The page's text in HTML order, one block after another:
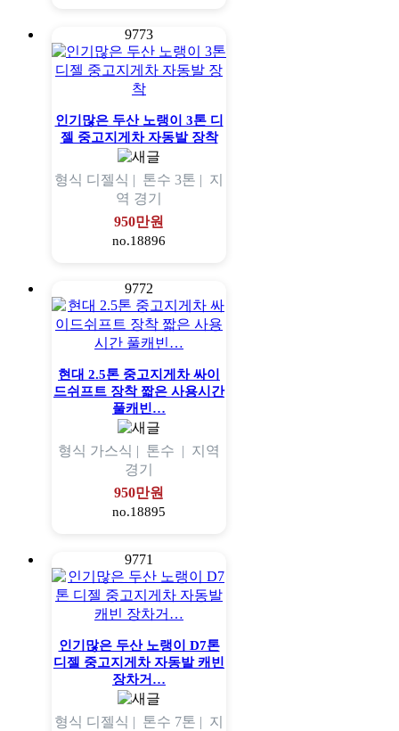
9773
인기많은 두산 노랭이 3톤 디
젤 중고지게차 자동발 장착
형식 디젤식 | 톤수 3톤 | 지
역 경기
950만원
no.18896
9772
현대 2.5톤 중고지게차 싸이
드쉬프트 장착 짧은 사용시간
풀캐빈…
형식 가스식 | 톤수 | 지역
경기
950만원
no.18895
9771
인기많은 두산 노랭이 D7톤
디젤 중고지게차 자동발 캐빈
장차거…
형식 디젤식 | 톤수 7톤 | 지